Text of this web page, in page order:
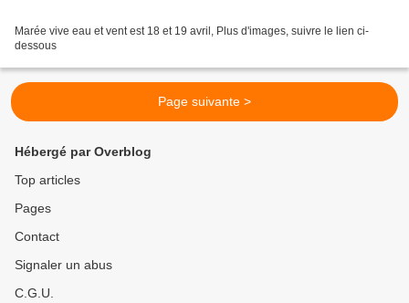
Marée vive eau et vent est 18 et 19 avril, Plus d'images, suivre le lien ci-
dessous
Page suivante >
Hébergé par Overblog
Top articles
Pages
Contact
Signaler un abus
C.G.U.